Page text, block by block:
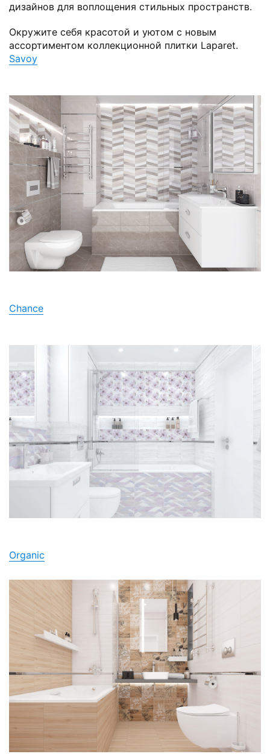
дизайнов для воплощения стильных пространств.
Окружите себя красотой и уютом с новым
ассортиментом коллекционной плитки Laparet.
Savoy
Chance
Organic